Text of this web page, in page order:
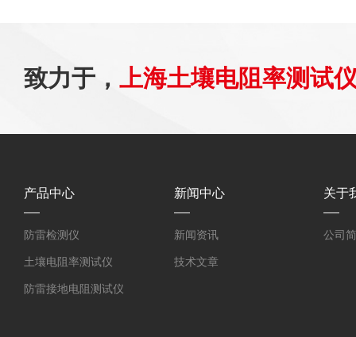
致力于， 上海土壤电阻率测试
产品中心
防雷检测仪
土壤电阻率测试仪
防雷接地电阻测试仪
新闻中心
新闻资讯
技术文章
关于
公司